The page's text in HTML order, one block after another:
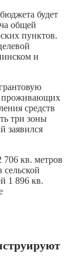
будет
общей
пунктов.
и
проживающих
средств
три зоны
заявился
706 кв. метров
1 896 кв.